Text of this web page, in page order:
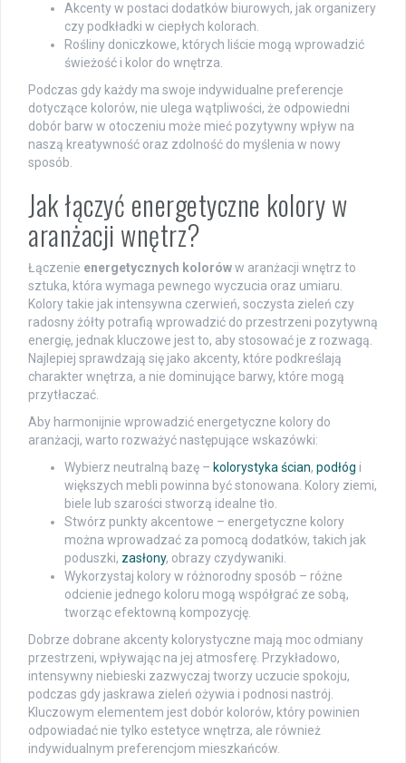
Akcenty w postaci dodatków biurowych, jak organizery
czy podkładki w ciepłych kolorach.
Rośliny doniczkowe, których liście mogą wprowadzić
świeżość i kolor do wnętrza.
Podczas gdy każdy ma swoje indywidualne preferencje
dotyczące kolorów, nie ulega wątpliwości, że odpowiedni
dobór barw w otoczeniu może mieć pozytywny wpływ na
naszą kreatywność oraz zdolność do myślenia w nowy
sposób.
Jak łączyć energetyczne kolory w
aranżacji wnętrz?
Łączenie energetycznych koloróww aranżacji wnętrz to
sztuka, która wymaga pewnego wyczucia oraz umiaru.
Kolory takie jak intensywna czerwień, soczysta zieleń czy
radosny żółty potrafią wprowadzić do przestrzeni pozytywną
energię, jednak kluczowe jest to, aby stosować je z rozwagą.
Najlepiej sprawdzają się jako akcenty, które podkreślają
charakter wnętrza, a nie dominujące barwy, które mogą
przytłaczać.
Aby harmonijnie wprowadzić energetyczne kolory do
aranżacji, warto rozważyć następujące wskazówki:
Wybierz neutralną bazę – kolorystyka ścian, podłóg i
większych mebli powinna być stonowana. Kolory ziemi,
biele lub szarości stworzą idealne tło.
Stwórz punkty akcentowe – energetyczne kolory
można wprowadzać za pomocą dodatków, takich jak
poduszki, zasłony, obrazy czydywaniki.
Wykorzystaj kolory w różnorodny sposób – różne
odcienie jednego koloru mogą współgrać ze sobą,
tworząc efektowną kompozycję.
Dobrze dobrane akcenty kolorystyczne mają moc odmiany
przestrzeni, wpływając na jej atmosferę. Przykładowo,
intensywny niebieski zazwyczaj tworzy uczucie spokoju,
podczas gdy jaskrawa zieleń ożywia i podnosi nastrój.
Kluczowym elementem jest dobór kolorów, który powinien
odpowiadać nie tylko estetyce wnętrza, ale również
indywidualnym preferencjom mieszkańców.